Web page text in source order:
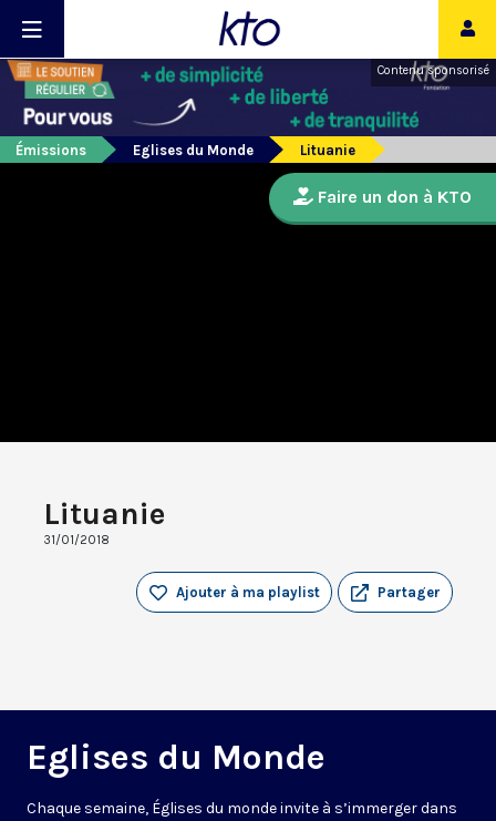
Contenu sponsorisé
Émissions Eglises du Monde Lituanie
Lituanie
31/01/2018
Partager
Ajouter à ma playlist
Eglises du Monde
Chaque semaine, Églises du monde invite à s’immerger dans
Faire un don à KTO